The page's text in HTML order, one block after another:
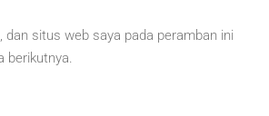
dan situs web saya pada peramban ini
berikutnya.